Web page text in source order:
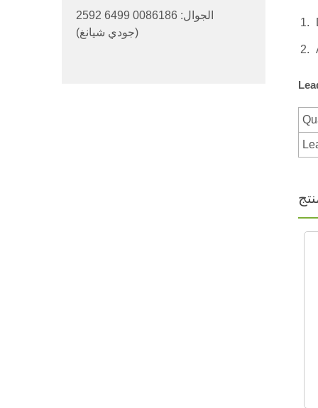
الجوال: 0086186 6499 2592
(جودي شيانغ)